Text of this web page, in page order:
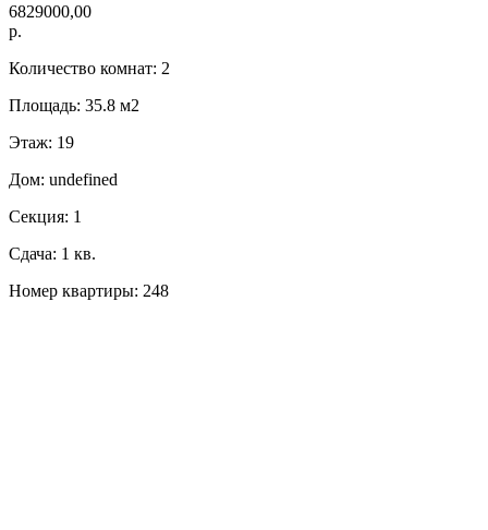
6829000,00
р.
Количество комнат: 2
Площадь: 35.8 м2
Этаж: 19
Дом: undefined
Секция: 1
Сдача: 1 кв.
Номер квартиры: 248